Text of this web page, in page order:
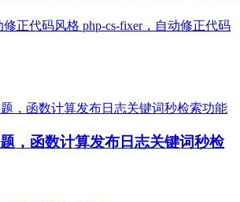
php-cs-fixer，自动修正代码
，函数计算发布日志关键词秒检